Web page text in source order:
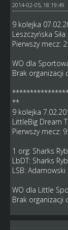
2014-02-05, 18:19:49
9 kolejka
Leszczyńska
Pierwszy mecz:
WO dla
Brak organizacji
**
9 kolejka
LittleBig Dream
Pierwszy mecz:
1 org: Sharks
LbDT: Sharks
LSB: Adamowski
WO dla Little
Brak organizacji